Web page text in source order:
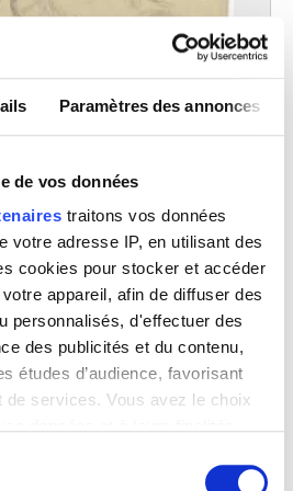
Paramètres des annonces
de vos données
traitons vos données
votre adresse IP, en utilisant des
cookies pour stocker et accéder
appareil, afin de diffuser des
personnalisés, d'effectuer des
des publicités et du contenu,
études d’audience, favorisant
de services. Vous avez le choix
la Déclaration relative aux